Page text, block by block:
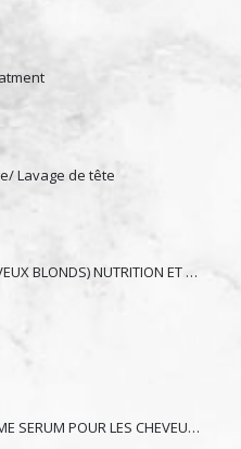
Lavage de tête
BLONDE HAIR (CHEVEUX BLONDS) NUTRITION ET NUANCE
DESIGNME GLOSS ME SERUM POUR LES CHEVEUX 80ML